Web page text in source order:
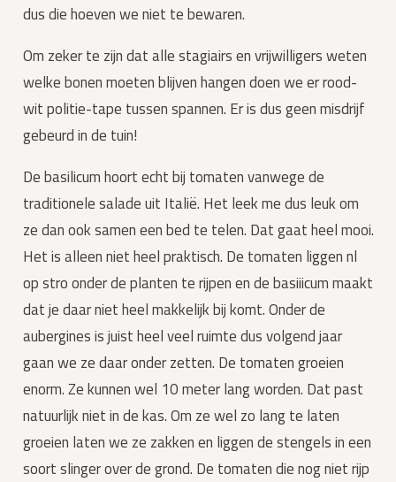
dus die hoeven we niet te bewaren.
Om zeker te zijn dat alle stagiairs en vrijwilligers weten
welke bonen moeten blijven hangen doen we er rood-
wit politie-tape tussen spannen. Er is dus geen misdrijf
gebeurd in de tuin!
De basilicum hoort echt bij tomaten vanwege de
traditionele salade uit Italië. Het leek me dus leuk om
ze dan ook samen een bed te telen. Dat gaat heel mooi.
Het is alleen niet heel praktisch. De tomaten liggen nl
op stro onder de planten te rijpen en de basiiicum maakt
dat je daar niet heel makkelijk bij komt. Onder de
aubergines is juist heel veel ruimte dus volgend jaar
gaan we ze daar onder zetten. De tomaten groeien
enorm. Ze kunnen wel 10 meter lang worden. Dat past
natuurlijk niet in de kas. Om ze wel zo lang te laten
groeien laten we ze zakken en liggen de stengels in een
soort slinger over de grond. De tomaten die nog niet rijp